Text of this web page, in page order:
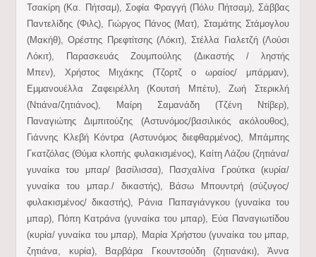
Τσακίρη (Κα. Πήτσαμ), Σοφία Φραγγή (Πόλυ Πήτσαμ), Σάββας
Παντελίδης (Φιλς), Γιώργος Πάνος (Ματ), Σταμάτης Στάμογλου
(Μακήθ), Ορέστης Πρεφτίτσης (Λόκιτ), Στέλλα Γιαλετζή (Λούσι
Λόκιτ), Παρασκευάς Ζουμπούλης (Δικαστής / ληστής
Μπεν), Χρήστος Μιχάκης (Τζορτζ ο ωραίος/ μπάρμαν),
Εμμανουέλλα Ζαφειρέλλη (Κουτσή Μπέτυ), Ζωή Στερικλή
(Ντιάνα/ζητιάνος), Μαίρη Σαμανάδη (Τζένη Ντίβερ),
Παναγιώτης Διμπιτούζης (Αστυνόμος/βασιλικός ακόλουθος),
Γιάννης Κλεβή Κόντρα (Αστυνόμος διεφθαρμένος), Μπάμπης
Γκατζόλας (Θύμα κλοπής φυλακισμένος), Καίτη Λάζου (ζητιάνα/
γυναίκα του μπαρ/ βασίλισσα), Πασχαλίνα Γρούτκα (κυρία/
γυναίκα του μπαρ./ δικαστής), Βάσω Μπουντρή (σύζυγος/
φυλακισμένος/ δικαστής), Ράνια Παπαγιάνγκου (γυναίκα του
μπαρ), Πόπη Κατράνα (γυναίκα του μπαρ), Εύα Παναγιωτίδου
(κυρία/ γυναίκα του μπαρ), Μαρία Χρήστου (γυναίκα του μπαρ,
ζητιάνα, κυρία), Βαρβάρα Γκουντσούδη (ζητιανάκι), Άννα